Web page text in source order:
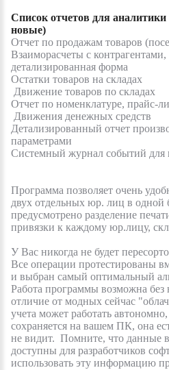
Список отчетов для
новые)
Отчет по продажам товаров
Взаиморасчеты с контрагентами,
детализированная форма
Остатки товаров на складах
Движение товаров по складах
Отчет по номенклатуре, прайс-
Движения денежных средств
Детализированный отчет
параметрами
Системный журнал событий для
Программа позволяет очень
двух отдельных юр. лиц в одной
предусмотрено разделение
привязки к каждому юр.лицу,
У Вас никогда не будет
Все операции протестированы
и выбран самый оптимальный
Работа программы возможна без
отличие от модных сейчас
учета может работать
сохраняется на вашем ПК, она
не видит. Помните, что данные
доступны для разработчиков
использовать эту информацию